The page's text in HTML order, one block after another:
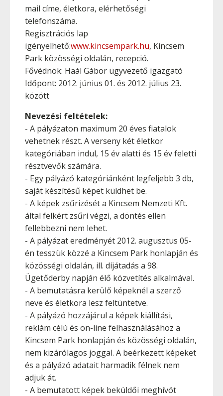
mail címe, életkora, elérhetőségi
telefonszáma.
Regisztrációs lap
igényelhető:www.kincsempark.hu, Kincsem
Park közösségi oldalán, recepció.
Fővédnök: Haál Gábor ügyvezető igazgató
Időpont: 2012. június 01. és 2012. július 23.
között
Nevezési feltételek:
- A pályázaton maximum 20 éves fiatalok
vehetnek részt. A verseny két életkor
kategóriában indul, 15 év alatti és 15 év feletti
résztvevők számára.
- Egy pályázó kategóriánként legfeljebb 3 db,
saját készítésű képet küldhet be.
- A képek zsűrizését a Kincsem Nemzeti Kft.
által felkért zsűri végzi, a döntés ellen
fellebbezni nem lehet.
- A pályázat eredményét 2012. augusztus 05-
én tesszük közzé a Kincsem Park honlapján és
közösségi oldalán, ill. díjátadás a 98.
Ügetőderby napján élő közvetítés alkalmával.
- A bemutatásra kerülő képeknél a szerző
neve és életkora lesz feltüntetve.
- A pályázó hozzájárul a képek kiállítási,
reklám célú és on-line felhasználásához a
Kincsem Park honlapján és közösségi oldalán,
nem kizárólagos joggal. A beérkezett képeket
és a pályázó adatait harmadik félnek nem
adjuk át.
- A bemutatott képek beküldői meghívót